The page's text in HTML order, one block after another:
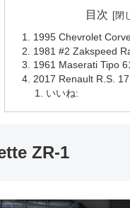
目次
1995 Chevrolet
1981 #2 Zakspeed
1961 Maserati Tipo
2017 Renault R.S. 17
いいね:
ZR-1